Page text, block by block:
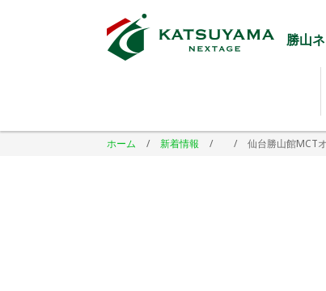
勝山
ホーム / 新着情報 / / 仙台勝山館MCT